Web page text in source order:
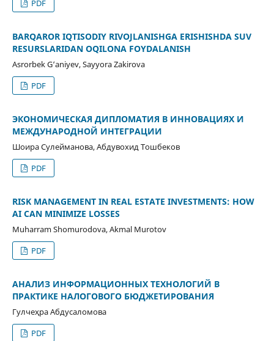
PDF
BARQAROR IQTISODIY RIVOJLANISHGA ERISHISHDA SUV
RESURSLARIDAN OQILONA FOYDALANISH
Asrorbek G‘aniyev, Sayyora Zakirova
PDF
ЭКОНОМИЧЕСКАЯ ДИПЛОМАТИЯ В ИННОВАЦИЯХ И
МЕЖДУНАРОДНОЙ ИНТЕГРАЦИИ
Шоира Cулейманова, Абдувохид Tошбеков
PDF
RISK MANAGEMENT IN REAL ESTATE INVESTMENTS: HOW
AI CAN MINIMIZE LOSSES
Muharram Shomurodova, Akmal Murotov
PDF
АНАЛИЗ ИНФОРМАЦИОННЫХ ТЕХНОЛОГИЙ В
ПРАКТИКЕ НАЛОГОВОГО БЮДЖЕТИРОВАНИЯ
Гулчеҳра Абдусаломова
PDF